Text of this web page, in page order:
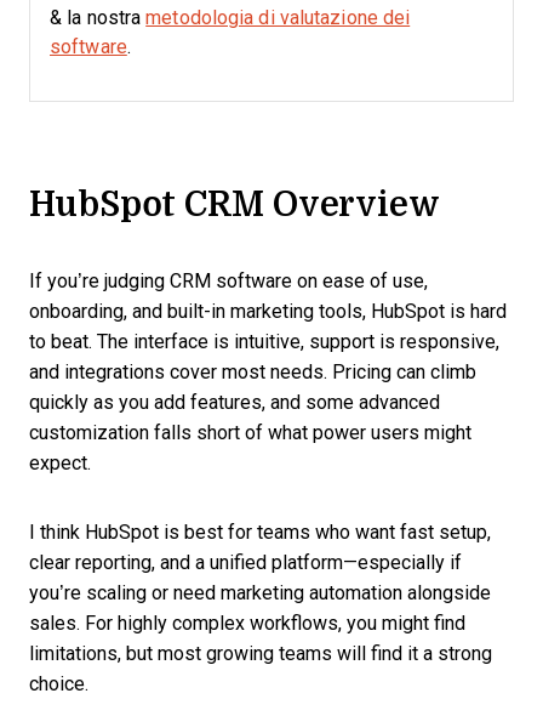
& la nostrametodologia di valutazione dei
software.
HubSpot CRM Overview
If you’re judging CRM software on ease of use,
onboarding, and built-in marketing tools, HubSpot is hard
to beat. The interface is intuitive, support is responsive,
and integrations cover most needs. Pricing can climb
quickly as you add features, and some advanced
customization falls short of what power users might
expect.
I think HubSpot is best for teams who want fast setup,
clear reporting, and a unified platform—especially if
you’re scaling or need marketing automation alongside
sales. For highly complex workflows, you might find
limitations, but most growing teams will find it a strong
choice.